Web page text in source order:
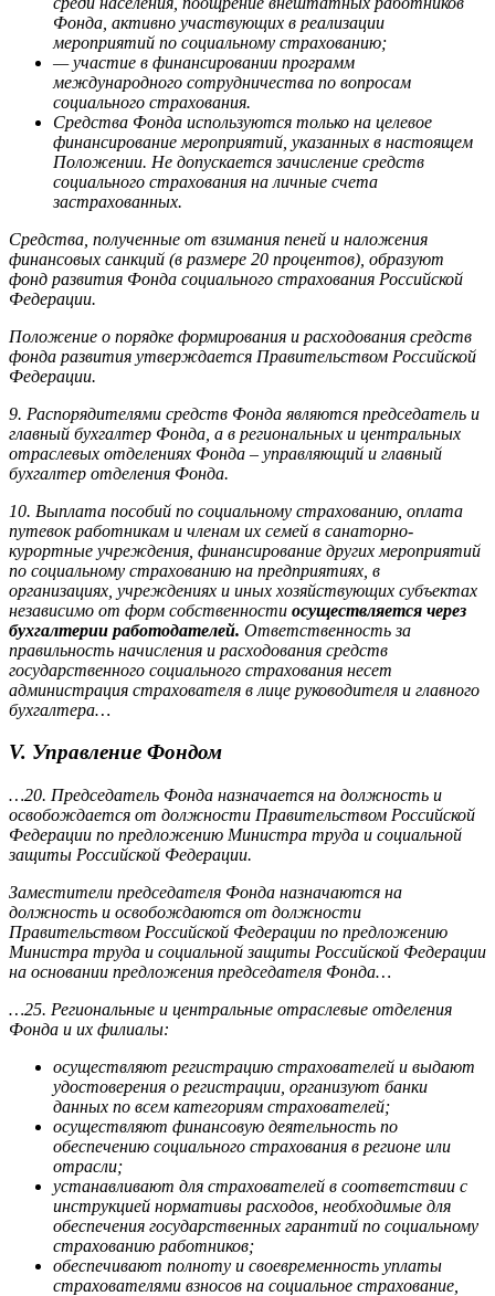
Фонда, активно участвующих в реализации
мероприятий по социальному страхованию;
— участие в финансировании программ
международного сотрудничества по вопросам
социального страхования.
Средства Фонда используются только на целевое
финансирование мероприятий, указанных в настоящем
Положении. Не допускается зачисление средств
социального страхования на личные счета
застрахованных.
Средства, полученные от взимания пеней и наложения
финансовых санкций (в размере 20 процентов), образуют
фонд развития Фонда социального страхования Российской
Федерации.
Положение о порядке формирования и расходования средств
фонда развития утверждается Правительством Российской
Федерации.
9. Распорядителями средств Фонда являются председатель и
главный бухгалтер Фонда, а в региональных и центральных
отраслевых отделениях Фонда – управляющий и главный
бухгалтер отделения Фонда.
10. Выплата пособий по социальному страхованию, оплата
путевок работникам и членам их семей в санаторно-
курортные учреждения, финансирование других мероприятий
по социальному страхованию на предприятиях, в
организациях, учреждениях и иных хозяйствующих субъектах
независимо от форм собственности осуществляется через
бухгалтерии работодателей. Ответственность за
правильность начисления и расходования средств
государственного социального страхования несет
администрация страхователя в лице руководителя и главного
бухгалтера…
V. Управление Фондом
…20. Председатель Фонда назначается на должность и
освобождается от должности Правительством Российской
Федерации по предложению Министра труда и социальной
защиты Российской Федерации.
Заместители председателя Фонда назначаются на
должность и освобождаются от должности
Правительством Российской Федерации по предложению
Министра труда и социальной защиты Российской Федерации
на основании предложения председателя Фонда…
…25. Региональные и центральные отраслевые отделения
Фонда и их филиалы:
осуществляют регистрацию страхователей и выдают
удостоверения о регистрации, организуют банки
данных по всем категориям страхователей;
осуществляют финансовую деятельность по
обеспечению социального страхования в регионе или
отрасли;
устанавливают для страхователей в соответствии с
инструкцией нормативы расходов, необходимые для
обеспечения государственных гарантий по социальному
страхованию работников;
обеспечивают полноту и своевременность уплаты
страхователями взносов на социальное страхование,